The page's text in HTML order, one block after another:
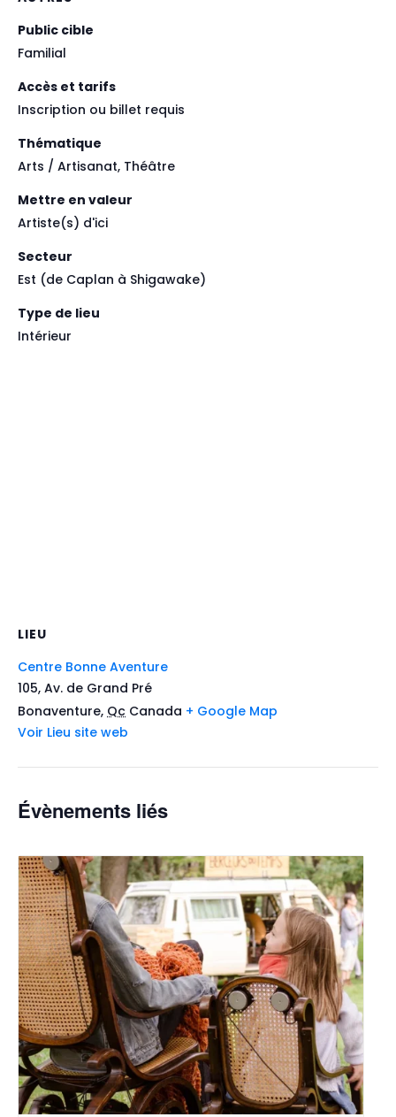
Public cible
Familial
Accès et tarifs
Inscription ou billet requis
Thématique
Arts / Artisanat, Théâtre
Mettre en valeur
Artiste(s) d'ici
Secteur
Est (de Caplan à Shigawake)
Type de lieu
Intérieur
LIEU
Centre Bonne Aventure
105, Av. de Grand Pré
Bonaventure, Qc Canada + Google Map
Voir Lieu site web
Évènements liés